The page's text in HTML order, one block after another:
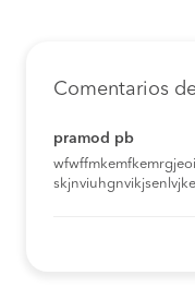
Comentarios
pramod pb